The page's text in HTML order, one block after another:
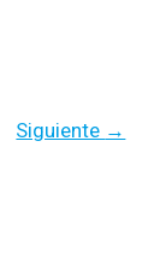
Siguiente →